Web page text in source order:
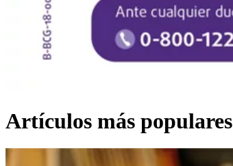
Artículos más populares